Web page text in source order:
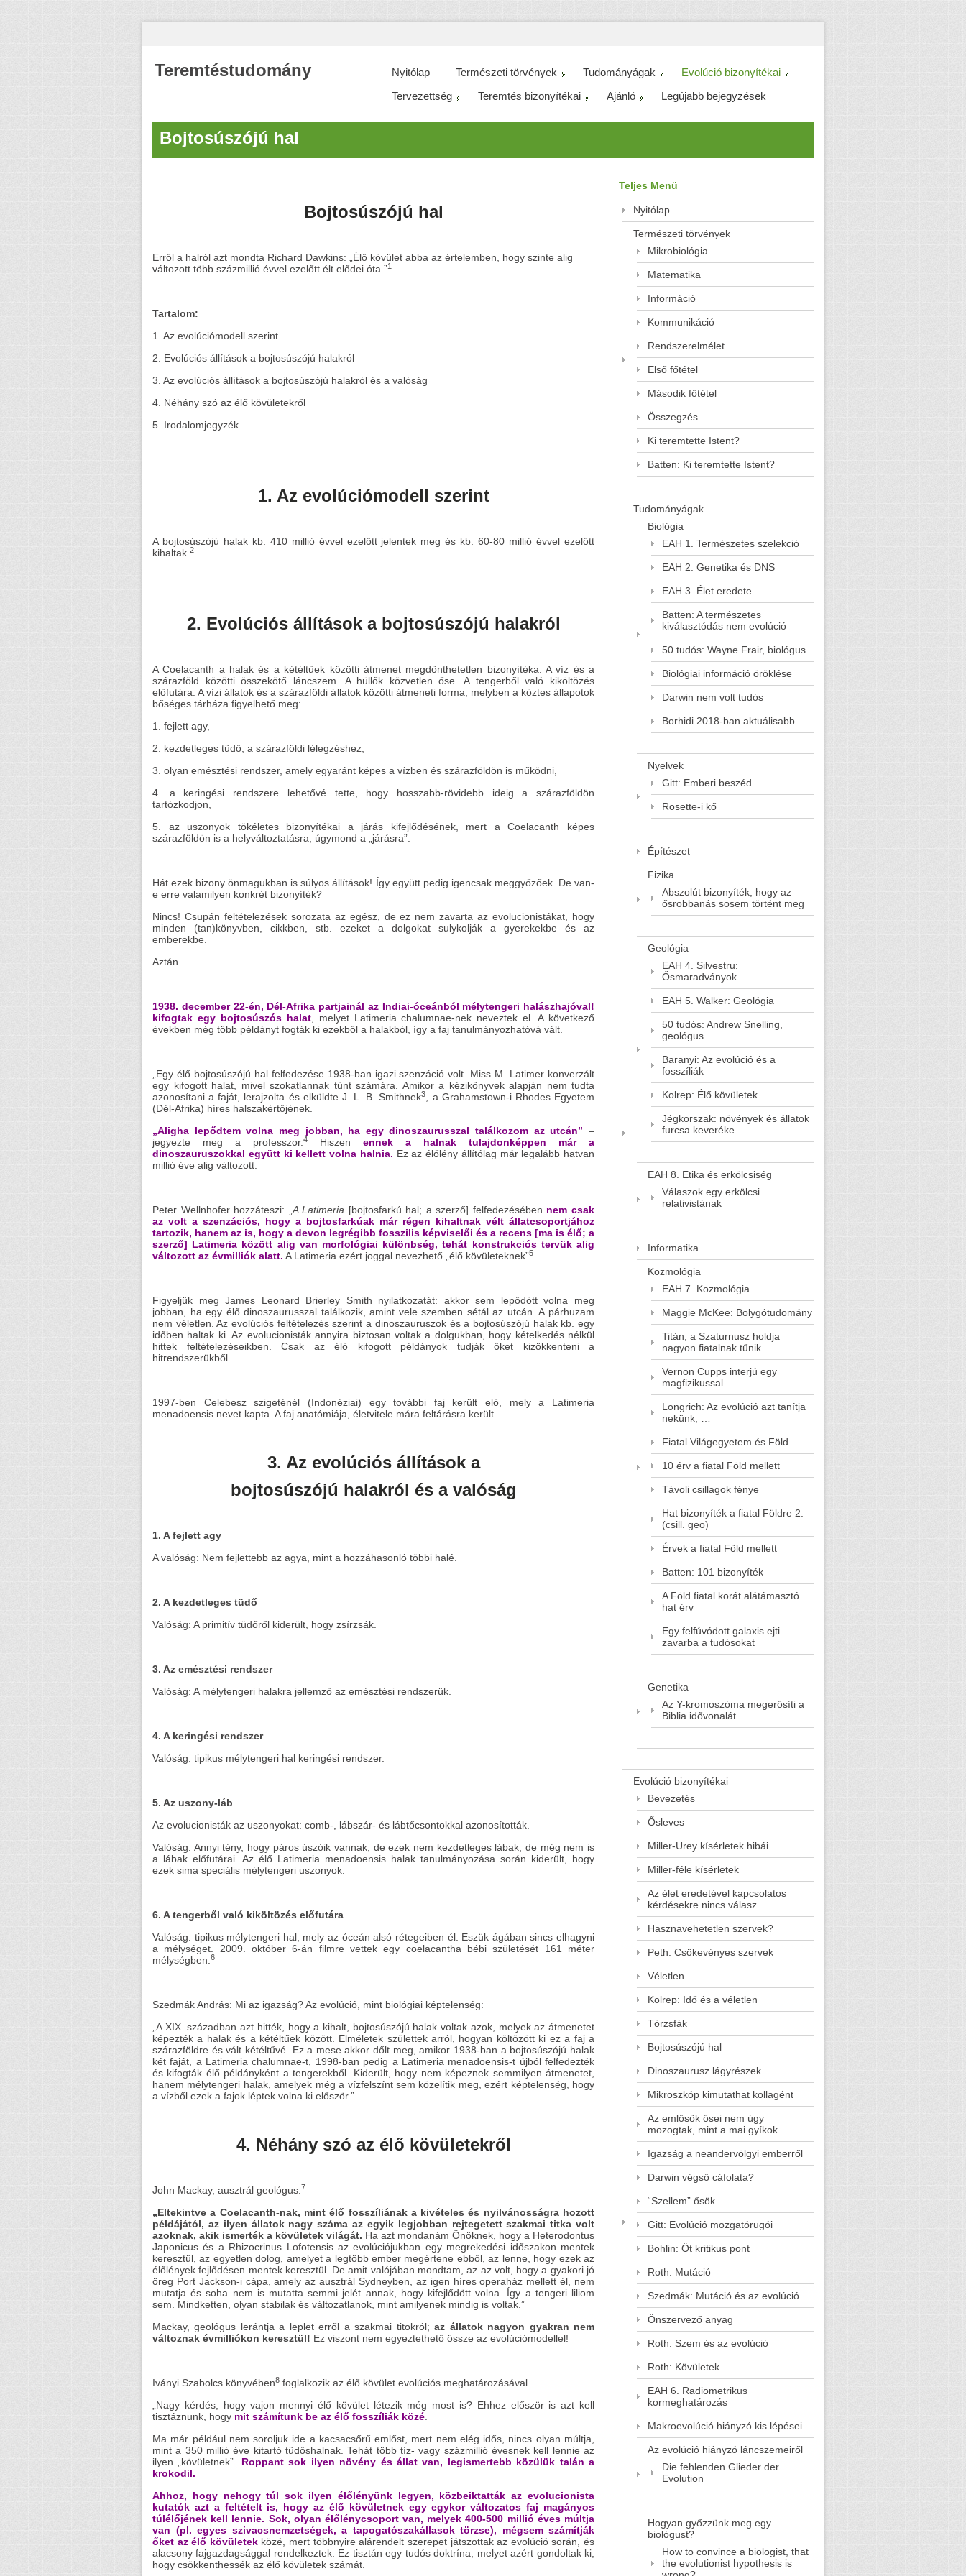
Teremtéstudomány Nyitólap Természeti törvények Tudományágak
Evolúció bizonyítékai
Tervezettség
Teremtés bizonyítékai Ajánló Legújabb bejegyzések
Bojtosúszójú hal
Bojtosúszójú hal
Erről a halról azt mondta Richard Dawkins: „Élő kövület abba az értelemben, hogy szinte alig
változott több százmillió évvel ezelőtt élt elődei óta.”1
Tartalom:
1. Az evolúciómodell szerint
2. Evolúciós állítások a bojtosúszójú halakról
3. Az evolúciós állítások a bojtosúszójú halakról és a valóság
4. Néhány szó az élő kövületekről
5. Irodalomjegyzék
1. Az evolúciómodell szerint
A bojtosúszójú halak kb. 410 millió évvel ezelőtt jelentek meg és kb. 60-80 millió évvel ezelőtt
kihaltak. 2
2. Evolúciós állítások a bojtosúszójú halakról
A Coelacanth a halak és a kétéltűek közötti átmenet megdönthetetlen bizonyítéka. A víz és a
szárazföld közötti összekötő láncszem. A hüllők közvetlen őse. A tengerből való kiköltözés
előfutára. A vízi állatok és a szárazföldi állatok közötti átmeneti forma, melyben a köztes állapotok
bőséges tárháza figyelhető meg:
1. fejlett agy,
2. kezdetleges tüdő, a szárazföldi lélegzéshez,
3. olyan emésztési rendszer, amely egyaránt képes a vízben és szárazföldön is működni,
4. a keringési rendszere lehetővé tette, hogy hosszabb-rövidebb ideig a szárazföldön
tartózkodjon,
5. az uszonyok tökéletes bizonyítékai a járás kifejlődésének, mert a Coelacanth képes
szárazföldön is a helyváltoztatásra, úgymond a „járásra”.
Hát ezek bizony önmagukban is súlyos állítások! Így együtt pedig igencsak meggyőzőek. De van-
e erre valamilyen konkrét bizonyíték?
Nincs! Csupán feltételezések sorozata az egész, de ez nem zavarta az evolucionistákat, hogy
minden (tan)könyvben, cikkben, stb. ezeket a dolgokat sulykolják a gyerekekbe és az
emberekbe.
Aztán…
1938. december 22-én, Dél-Afrika partjainál az Indiai-óceánból mélytengeri halászhajóval!
kifogtak egy bojtosúszós halat, melyet Latimeria chalumnae-nek neveztek el. A következő
években még több példányt fogták ki ezekből a halakból, így a faj tanulmányozhatóvá vált.
„Egy élő bojtosúszójú hal felfedezése 1938-ban igazi szenzáció volt. Miss M. Latimer konverzált
egy kifogott halat, mivel szokatlannak tűnt számára. Amikor a kézikönyvek alapján nem tudta
azonosítani a faját, lerajzolta és elküldte J. L. B. Smithnek3
, a Grahamstown-i Rhodes Egyetem
(Dél-Afrika) híres halszakértőjének.
„Aligha lepődtem volna meg jobban, ha egy dinoszaurusszal találkozom az utcán” –
jegyezte meg a professzor. 4 Hiszen
ennek a halnak tulajdonképpen már a
dinoszauruszokkal együtt ki kellett volna halnia. Ez az élőlény állítólag már legalább hatvan
millió éve alig változott.
Peter Wellnhofer hozzáteszi: „ A Latimeria [bojtosfarkú hal; a szerző] felfedezésében nem csak
az volt a szenzációs, hogy a bojtosfarkúak már régen kihaltnak vélt állatcsoportjához
tartozik, hanem az is, hogy a devon legrégibb fosszilis képviselői és a recens [ma is élő; a
szerző] Latimeria között alig van morfológiai különbség, tehát konstrukciós tervük alig
változott az évmilliók alatt. A Latimeria ezért joggal nevezhető „élő kövületeknek”5
Figyeljük meg James Leonard Brierley Smith nyilatkozatát: akkor sem lepődött volna meg
jobban, ha egy élő dinoszaurusszal találkozik, amint vele szemben sétál az utcán. A párhuzam
nem véletlen. Az evolúciós feltételezés szerint a dinoszauruszok és a bojtosúszójú halak kb. egy
időben haltak ki. Az evolucionisták annyira biztosan voltak a dolgukban, hogy kételkedés nélkül
hittek feltételezéseikben. Csak az élő kifogott példányok tudják őket kizökkenteni a
hitrendszerükből.
1997-ben Celebesz szigeténél (Indonéziai) egy további faj került elő, mely a Latimeria
menadoensis nevet kapta. A faj anatómiája, életvitele mára feltárásra került.
3. Az evolúciós állítások a
bojtosúszójú halakról és a valóság
1. A fejlett agy
A valóság: Nem fejlettebb az agya, mint a hozzáhasonló többi halé.
2. A kezdetleges tüdő
Valóság: A primitív tüdőről kiderült, hogy zsírzsák.
3. Az emésztési rendszer
Valóság: A mélytengeri halakra jellemző az emésztési rendszerük.
4. A keringési rendszer
Valóság: tipikus mélytengeri hal keringési rendszer.
5. Az uszony-láb
Az evolucionisták az uszonyokat: comb-, lábszár- és lábtőcsontokkal azonosították.
Valóság: Annyi tény, hogy páros úszóik vannak, de ezek nem kezdetleges lábak, de még nem is
a lábak előfutárai. Az élő Latimeria menadoensis halak tanulmányozása során kiderült, hogy
ezek sima speciális mélytengeri uszonyok.
6. A tengerből való kiköltözés előfutára
Valóság: tipikus mélytengeri hal, mely az óceán alsó rétegeiben él. Eszük ágában sincs elhagyni
a mélységet. 2009. október 6-án filmre vettek egy coelacantha bébi születését 161 méter
mélységben. 6
Szedmák András: Mi az igazság? Az evolúció, mint biológiai képtelenség:
„A XIX. században azt hitték, hogy a kihalt, bojtosúszójú halak voltak azok, melyek az átmenetet
képezték a halak és a kétéltűek között. Elméletek születtek arról, hogyan költözött ki ez a faj a
szárazföldre és vált kétéltűvé. Ez a mese akkor dőlt meg, amikor 1938-ban a bojtosúszójú halak
két faját, a Latimeria chalumnae-t, 1998-ban pedig a Latimeria menadoensis-t újból felfedezték
és kifogták élő példányként a tengerekből. Kiderült, hogy nem képeznek semmilyen átmenetet,
hanem mélytengeri halak, amelyek még a vízfelszínt sem közelítik meg, ezért képtelenség, hogy
a vízből ezek a fajok léptek volna ki először.”
4. Néhány szó az élő kövületekről
John Mackay, ausztrál geológus:7
„Eltekintve a Coelacanth-nak, mint élő fosszíliának a kivételes és nyilvánosságra hozott
példájától, az ilyen állatok nagy száma az egyik legjobban rejtegetett szakmai titka volt
azoknak, akik ismerték a kövületek világát. Ha azt mondanám Önöknek, hogy a Heterodontus
Japonicus és a Rhizocrinus Lofotensis az evolúciójukban egy megrekedési időszakon mentek
keresztül, az egyetlen dolog, amelyet a legtöbb ember megértene ebből, az lenne, hogy ezek az
élőlények fejlődésen mentek keresztül. De amit valójában mondtam, az az volt, hogy a gyakori jó
öreg Port Jackson-i cápa, amely az ausztrál Sydneyben, az igen híres operaház mellett él, nem
mutatja és soha nem is mutatta semmi jelét annak, hogy kifejlődött volna. Így a tengeri liliom
sem. Mindketten, olyan stabilak és változatlanok, mint amilyenek mindig is voltak.”
Mackay, geológus lerántja a leplet erről a szakmai titokról;az állatok nagyon gyakran nem
változnak évmilliókon keresztül! Ez viszont nem egyeztethető össze az evolúciómodellel!
Iványi Szabolcs könyvében8 foglalkozik az élő kövület evolúciós meghatározásával.
„Nagy kérdés, hogy vajon mennyi élő kövület létezik még most is? Ehhez először is azt kell
tisztáznunk, hogy mit számítunk be az élő fosszíliák közé
Ma már például nem soroljuk ide a kacsacsőrű emlőst, mert nem elég idős, nincs olyan múltja,
mint a 350 millió éve kitartó tüdőshalnak. Tehát több tíz- vagy százmillió évesnek kell lennie az
ilyen „kövületnek”. Roppant sok ilyen növény és állat van, legismertebb közülük talán a
krokodil.
Ahhoz, hogy nehogy túl sok ilyen élőlényünk legyen, közbeiktatták az evolucionista
kutatók azt a feltételt is, hogy az élő kövületnek egy egykor változatos faj magányos
túlélőjének kell lennie. Sok, olyan élőlénycsoport van, melyek 400-500 millió éves múltja
van (pl. egyes szivacsnemzetségek, a tapogatószakállasok törzse), mégsem számítják
őket az élő kövületek közé, mert többnyire alárendelt szerepet játszottak az evolúció során, és
alacsony fajgazdagsággal rendelkeztek. Ez tisztán egy tudós doktrína, melyet azért gondoltak ki,
hogy csökkenthessék az élő kövületek számát.
Teljes Menü
Nyitólap
Természeti törvények
Mikrobiológia
Matematika
Információ
Kommunikáció
Rendszerelmélet
Első főtétel
Második főtétel
Összegzés
Ki teremtette Istent?
Batten: Ki teremtette Istent?
Tudományágak
Biológia
EAH 1. Természetes szelekció
EAH 2. Genetika és DNS
EAH 3. Élet eredete
Batten: A természetes
kiválasztódás nem evolúció
50 tudós: Wayne Frair, biológus
Biológiai információ öröklése
Darwin nem volt tudós
Borhidi 2018-ban aktuálisabb
Nyelvek
Gitt: Emberi beszéd
Rosette-i kő
Építészet
Fizika
Abszolút bizonyíték, hogy az
ősrobbanás sosem történt meg
Geológia
EAH 4. Silvestru:
Ősmaradványok
EAH 5. Walker: Geológia
50 tudós: Andrew Snelling,
geológus
Baranyi: Az evolúció és a
fosszíliák
Kolrep: Élő kövületek
Jégkorszak: növények és állatok
furcsa keveréke
EAH 8. Etika és erkölcsiség
Válaszok egy erkölcsi
relativistának
Informatika
Kozmológia
EAH 7. Kozmológia
Maggie McKee: Bolygótudomány
Titán, a Szaturnusz holdja
nagyon fiatalnak tűnik
Vernon Cupps interjú egy
magfizikussal
Longrich: Az evolúció azt tanítja
nekünk, …
Fiatal Világegyetem és Föld
10 érv a fiatal Föld mellett
Távoli csillagok fénye
Hat bizonyíték a fiatal Földre 2.
(csill. geo)
Érvek a fiatal Föld mellett
Batten: 101 bizonyíték
A Föld fiatal korát alátámasztó
hat érv
Egy felfúvódott galaxis ejti
zavarba a tudósokat
Genetika
Az Y-kromoszóma megerősíti a
Biblia idővonalát
Evolúció bizonyítékai
Bevezetés
Ősleves
Miller-Urey kísérletek hibái
Miller-féle kísérletek
Az élet eredetével kapcsolatos
kérdésekre nincs válasz
Hasznavehetetlen szervek?
Peth: Csökevényes szervek
Véletlen
Kolrep: Idő és a véletlen
Törzsfák
Bojtosúszójú hal
Dinoszaurusz lágyrészek
Mikroszkóp kimutathat kollagént
Az emlősök ősei nem úgy
mozogtak, mint a mai gyíkok
Igazság a neandervölgyi emberről
Darwin végső cáfolata?
“Szellem” ősök
Gitt: Evolúció mozgatórugói
Bohlin: Öt kritikus pont
Roth: Mutáció
Szedmák: Mutáció és az evolúció
Önszervező anyag
Roth: Szem és az evolúció
Roth: Kövületek
EAH 6. Radiometrikus
kormeghatározás
Makroevolúció hiányzó kis lépései
Az evolúció hiányzó láncszemeiről
Die fehlenden Glieder der
Evolution
Hogyan győzzünk meg egy
biológust?
How to convince a biologist, that
the evolutionist hypothesis is